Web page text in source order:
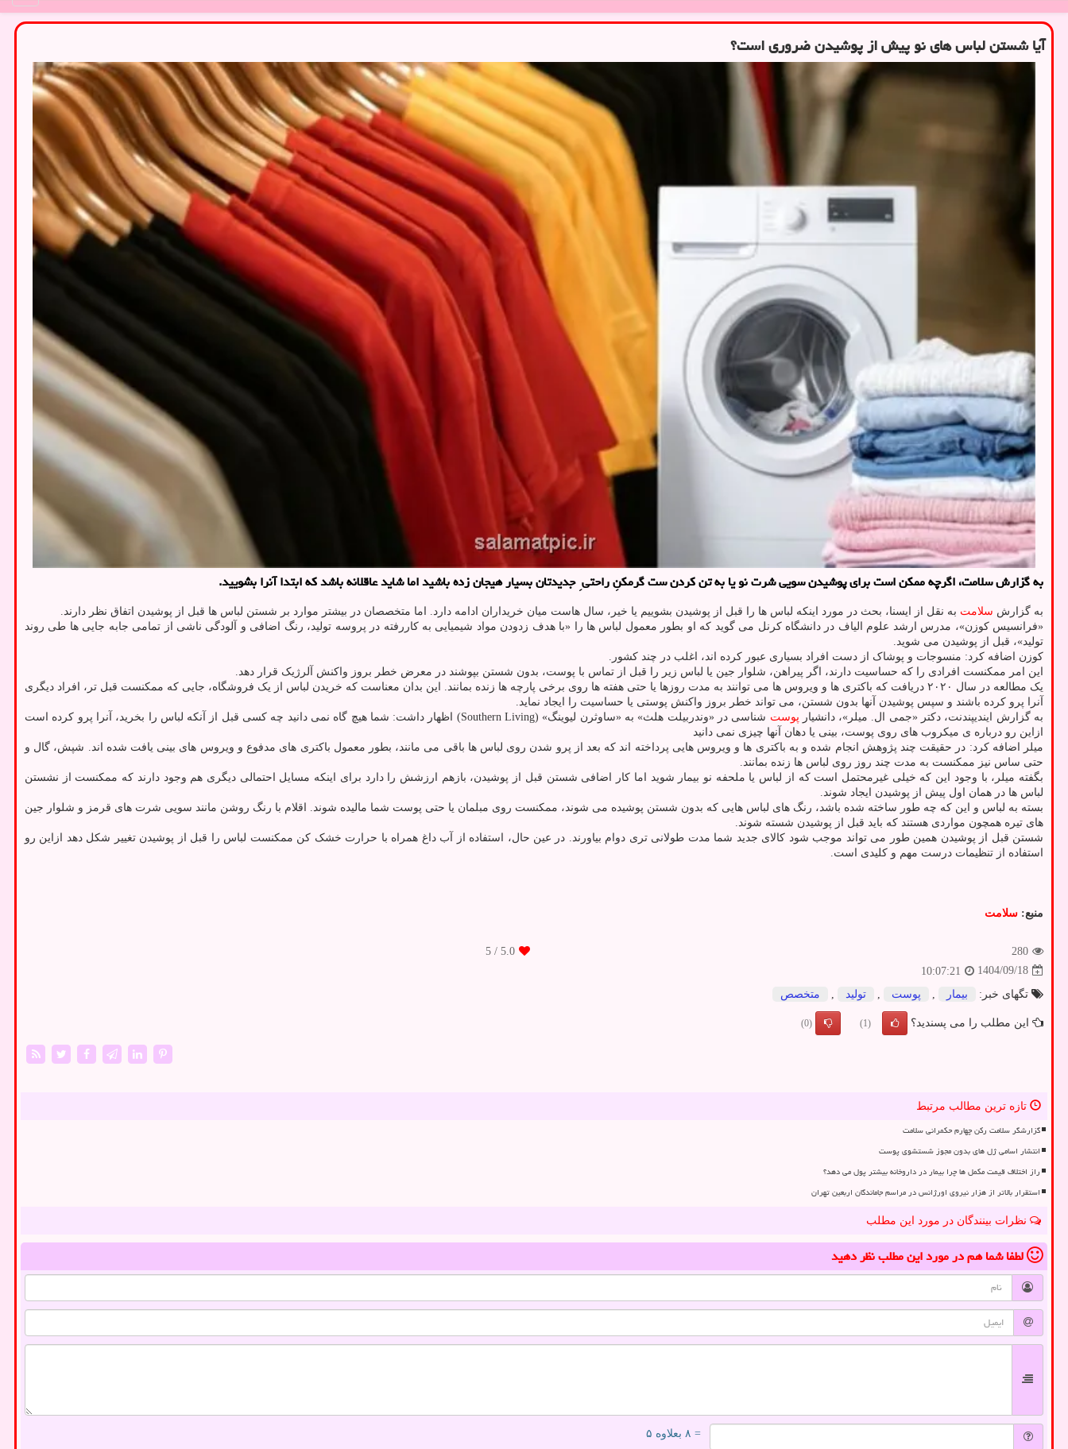
آیا شستن لباس های نو پیش از پوشیدن ضروری است؟
به گزارش سلامت، اگرچه ممکن است برای پوشیدن سویی شرت نو یا به تن کردن ست گرمکنِ راحتی ِ جدیدتان بسیار هیجان زده باشید اما شاید عاقلانه باشد که ابتدا آنرا بشویید.
به گزارش سلامت به نقل از ایسنا، بحث در مورد اینکه لباس ها را قبل از پوشیدن بشوییم یا خیر، سال هاست میان خریداران ادامه دارد. اما متخصصان در بیشتر موارد بر شستن لباس ها قبل از پوشیدن اتفاق نظر دارند.
«فرانسیس کوزن»، مدرس ارشد علوم الیاف در دانشگاه کرنل می گوید که او بطور معمول لباس ها را «با هدف زدودن مواد شیمیایی به کاررفته در پروسه تولید، رنگ اضافی و آلودگی ناشی از تمامی جابه جایی ها طی روند
تولید»، قبل از پوشیدن می شوید.
کوزن اضافه کرد: منسوجات و پوشاک از دست افراد بسیاری عبور کرده اند، اغلب در چند کشور.
این امر ممکنست افرادی را که حساسیت دارند، اگر پیراهن، شلوار جین یا لباس زیر را قبل از تماس با پوست، بدون شستن بپوشند در معرض خطر بروز واکنش آلرژیک قرار دهد.
یک مطالعه در سال ۲۰۲۰ دریافت که باکتری ها و ویروس ها می توانند به مدت روزها یا حتی هفته ها روی برخی پارچه ها زنده بمانند. این بدان معناست که خریدن لباس از یک فروشگاه، جایی که ممکنست قبل تر، افراد دیگری
آنرا پرو کرده باشند و سپس پوشیدن آنها بدون شستن، می تواند خطر بروز واکنش پوستی یا حساسیت را ایجاد نماید.
به گزارش ایندیپندنت، دکتر «جمی ال. میلر»، دانشیار پوست
شناسی در «وندربیلت هلث» به «ساوثرن لیوینگ» (Southern Living) اظهار داشت: شما هیچ گاه نمی دانید چه کسی قبل از آنکه لباس را بخرید، آنرا پرو کرده است
ازاین رو درباره ی میکروب های روی پوست، بینی یا دهان آنها چیزی نمی دانید
میلر اضافه کرد: در حقیقت چند پژوهش انجام شده و به باکتری ها و ویروس هایی پرداخته اند که بعد از پرو شدن روی لباس ها باقی می مانند، بطور معمول باکتری های مدفوع و ویروس های بینی یافت شده اند. شپش، گال و
حتی ساس نیز ممکنست به مدت چند روز روی لباس ها زنده بمانند.
بگفته میلر، با وجود این که خیلی غیرمحتمل است که از لباس یا ملحفه نو بیمار شوید اما کار اضافی شستن قبل از پوشیدن، بازهم ارزشش را دارد برای اینکه مسایل احتمالی دیگری هم وجود دارند که ممکنست از نشستن
لباس ها در همان اول پیش از پوشیدن ایجاد شوند.
بسته به لباس و این که چه طور ساخته شده باشد، رنگ های لباس هایی که بدون شستن پوشیده می شوند، ممکنست روی مبلمان یا حتی پوست شما مالیده شوند. اقلام با رنگ روشن مانند سویی شرت های قرمز و شلوار جین
های تیره همچون مواردی هستند که باید قبل از پوشیدن شسته شوند.
شستن قبل از پوشیدن همین طور می تواند موجب شود کالای جدید شما مدت طولانی تری دوام بیاورند. در عین حال، استفاده از آب داغ همراه با حرارت خشک کن ممکنست لباس را قبل از پوشیدن تغییر شکل دهد ازاین رو
استفاده از تنظیمات درست مهم و کلیدی است.
منبع: سلامت
280
5.0
/ 5
1404/09/18
10:07:21
تگهای خبر:
بیمار پوست تولید متخصص
این مطلب را می پسندید؟ (1)
(0)
تازه ترین مطالب مرتبط
گزارشگر سلامت رکن چهارم حکمرانی سلامت
انتشار اسامی ژل های بدون مجوز شستشوی پوست
راز اختلاف قیمت مکمل ها چرا بیمار در داروخانه بیشتر پول می دهد؟
استقرار بالاتر از هزار نیروی اورژانس در مراسم جاماندگان اربعین تهران
نظرات بینندگان در مورد این مطلب
لطفا شما همدر مورد این مطلبنظر دهید
= ۸ بعلاوه ۵